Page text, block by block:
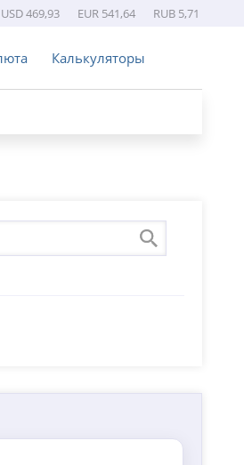
USD 469,93 EUR 541,64 RUB 5,71
Калькуляторы